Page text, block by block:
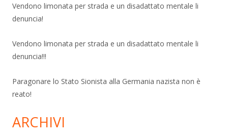
Vendono limonata per strada e un disadattato mentale li
denuncia!
Vendono limonata per strada e un disadattato mentale li
denuncia!!!
Paragonare lo Stato Sionista alla Germania nazista non è
reato!
ARCHIVI